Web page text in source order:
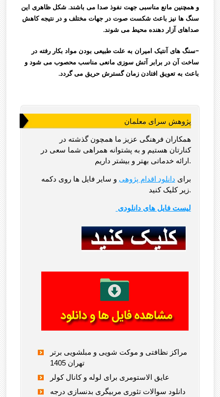
و همچنین مانع مناسبی جهت نفوذ صدا می باشند. شکل ظاهری این
سنگ ها نیز باعث شکست صوت در جهات مختلف و در نتیجه کاهش
صداهای آزار دهنده محیط می شوند.
-سنگ های آنتیک امیران به علت طبیعی بودن مواد بکار رفته در
ساخت آن در برابر آتش سوزی مانعی مناسب محصوب می شود و
باعث به تعویق افتادن زمان گسترش حریق می گردد.
پژوهش سرای معلمان
همکاران فرهنگی عزیز ما همچون گذشته در
کنارتان هستیم و به پشتوانه همراهی شما سعی در
ارائه خدماتی بهتر و بیشتر داریم.
برای دانلود اقدام پژوهی و سایر فایل ها روی دکمه
زیر کلیک کنید.
لیست فایل های دانلودی
مراکز نظافتی و موکت شویی و مبلشویی برتر
تهران 1405
عایق الاستومری برای لوله و کانال کولر
دانلود سوالات تئوری مربیگری بدنسازی درجه